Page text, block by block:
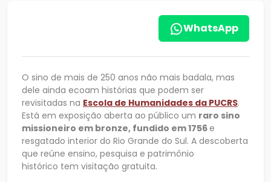
WhatsApp
O sino de mais de 250 anos não mais badala, mas
dele ainda ecoam histórias que podem ser
revisitadas na Escola de Humanidades da PUCRS.
Está em exposição aberta ao público um raro sino
missioneiro em bronze, fundido em 1756e
resgatado interior do Rio Grande do Sul. A descoberta
que reúne ensino, pesquisa e patrimônio
histórico tem visitação gratuita.